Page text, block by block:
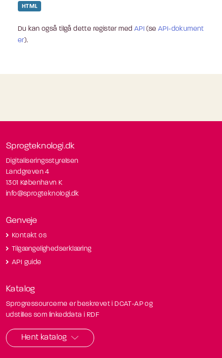
HTML
Du kan også tilgå dette register med API (seAPI-dokument
er).
Sprogteknologi.dk
Digitaliseringsstyrelsen
Landgreven 4
1301 København K
info@sprogteknologi.dk
Genveje
Kontakt os
Tilgængelighedserklæring
API guide
Katalog
Sprogressourcerne er beskrevet i DCAT-AP og
udstilles som linkeddata i RDF
Hent katalog